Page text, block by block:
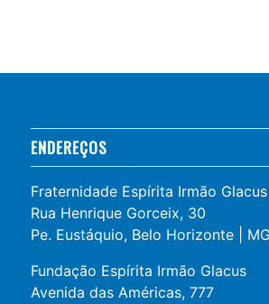
ENDEREÇOS
Fraternidade Espírita Irmão Glacus
Rua Henrique Gorceix, 30
Pe. Eustáquio, Belo Horizonte | MG
Fundação Espírita Irmão Glacus
Avenida das Américas, 777